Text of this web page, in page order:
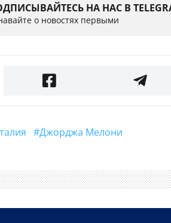
НА НАС В
о новостях первыми
#Италия #Джорджа Мелони